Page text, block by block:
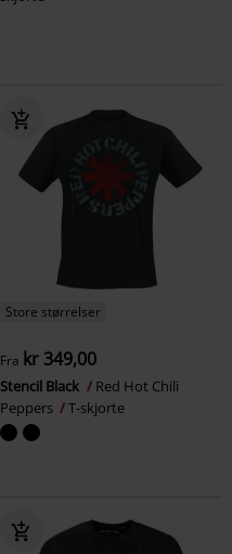
Store størrelser
Fra kr 349,00
Stencil Black
Red Hot Chili
Peppers
T-skjorte